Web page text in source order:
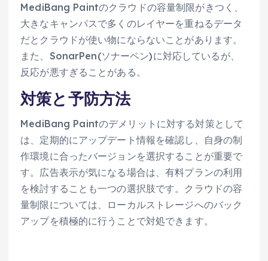
MediBang Paintのクラウドの容量制限がきつく、
大きなキャンパスで多くのレイヤーを重ねるデータ
だとクラウドが使い物にならないことがあります。
また、SonarPen(ソナーペン)に対応しているが、
反応が悪すぎることがある。
対策と予防方法
MediBang Paintのデメリットに対する対策として
は、定期的にアップデート情報を確認し、自身の制
作環境に合ったバージョンを選択することが重要で
す。広告表示が気になる場合は、有料プランの利用
を検討することも一つの選択肢です。クラウドの容
量制限については、ローカルストレージへのバック
アップを積極的に行うことで対処できます。